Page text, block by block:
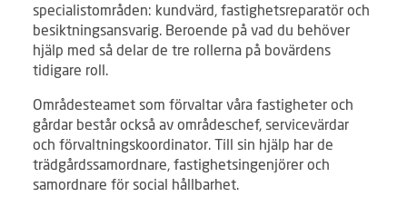
specialistområden: kundvärd, fastighetsreparatör och
besiktningsansvarig. Beroende på vad du behöver
hjälp med så delar de tre rollerna på bovärdens
tidigare roll.
Områdesteamet som förvaltar våra fastigheter och
gårdar består också av områdeschef, servicevärdar
och förvaltningskoordinator. Till sin hjälp har de
trädgårdssamordnare, fastighetsingenjörer och
samordnare för social hållbarhet.